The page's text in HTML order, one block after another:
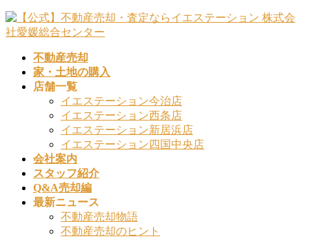
コ
ン
ナ
ビ
不動産売却
家・土地の購入
店舗一覧
イエステーション今治店
イエステーション西条店
イエステーション新居浜店
イエステーション四国中央店
会社案内
スタッフ紹介
Q&A売却編
最新ニュース
不動産売却物語
不動産売却のヒント